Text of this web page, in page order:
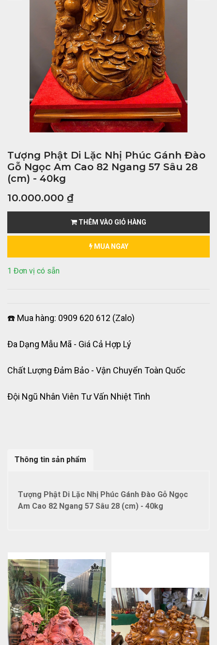
Tượng Phật Di Lặc Nhị Phúc Gánh Đào
Gỗ Ngọc Am Cao 82 Ngang 57 Sâu 28
(cm) - 40kg
10.000.000 ₫
THÊM VÀO GIỎ HÀNG
MUA NGAY
1 Đơn vị có sẵn
☎️ Mua hàng: 0909 620 612 (Zalo)
Đa Dạng Mẫu Mã - Giá Cả Hợp Lý
Chất Lượng Đảm Bảo - Vận Chuyển Toàn Quốc
Đội Ngũ Nhân Viên Tư Vấn Nhiệt Tình
Thông tin sản phẩm
Tượng Phật Di Lặc Nhị Phúc Gánh Đào Gỗ Ngọc
Am Cao 82 Ngang 57 Sâu 28 (cm) - 40kg